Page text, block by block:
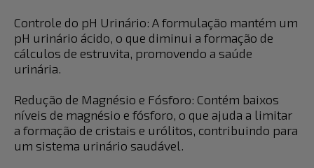
Controle do pH Urinário: A formulação mantém um
pH urinário ácido, o que diminui a formação de
cálculos de estruvita, promovendo a saúde
urinária.
Redução de Magnésio e Fósforo: Contém baixos
níveis de magnésio e fósforo, o que ajuda a limitar
a formação de cristais e urólitos, contribuindo para
um sistema urinário saudável.